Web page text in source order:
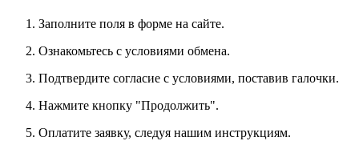
Заполните поля в форме на сайте.
Ознакомьтесь с условиями обмена.
Подтвердите согласие с условиями, поставив галочки.
Нажмите кнопку "Продолжить".
Оплатите заявку, следуя нашим инструкциям.